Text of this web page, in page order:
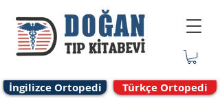
İngilizce Ortopedi Türkçe Ortopedi